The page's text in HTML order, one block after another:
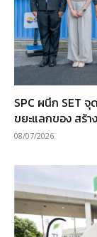
SPC ผนึก SET
ขยะแลกของ สร้
08/07/2026